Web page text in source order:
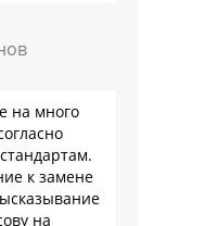
на много
к замене
на